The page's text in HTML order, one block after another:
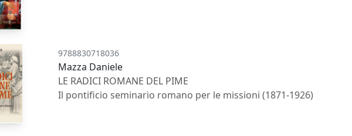
9788830718036
Mazza Daniele
LE RADICI ROMANE DEL PIME
Il pontificio seminario romano per le missioni (1871-1926)